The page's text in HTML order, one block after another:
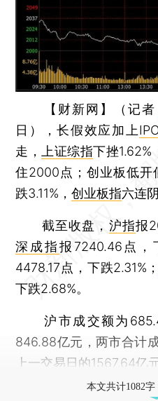
【财新网】（记
日），长假效应加上
走，上证综指下挫
住2000点；创业板低开
跌3.11%，创业板指六连
截至收盘， 沪指报
深成指报7240.46点，
4478.17点，下跌2.31%；
下跌2.68%。
沪市成交额为
846.88亿元，两市合计
上一交易日的1567.64亿
本文共计1082